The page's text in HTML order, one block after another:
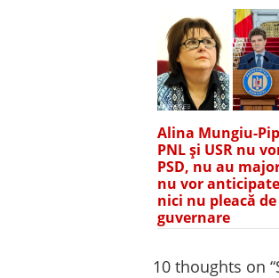
Alina Mungiu-
PNL și USR nu
PSD, nu au
nu vor
nici nu pleacă
guvernare
10 thoughts on “